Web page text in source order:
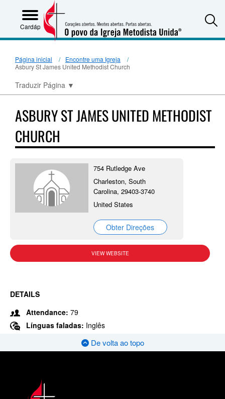
Cardápio
Página inicial
Encontre uma Igreja
Asbury St James United Methodist Church
Traduzir Página ▼
ASBURY ST JAMES UNITED METHODIST
CHURCH
754 Rutledge Ave
Charleston, South
Carolina, 29403-3740
United States
Obter Direções
VIEW WEBSITE
DETAILS
Attendance: 79
Línguas faladas: Inglês
De volta ao topo